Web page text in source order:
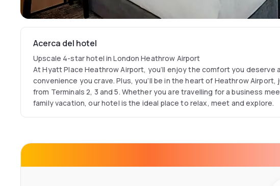
Acerca del hotel
Upscale 4-star hotel in London Heathrow Airport
At Hyatt Place Heathrow Airport, you’ll enjoy the comfort you deserve
convenience you crave. Plus, you’ll be in the heart of Heathrow
from Terminals 2, 3 and 5. Whether you are travelling for a business
family vacation, our hotel is the ideal place to relax, meet and explore.